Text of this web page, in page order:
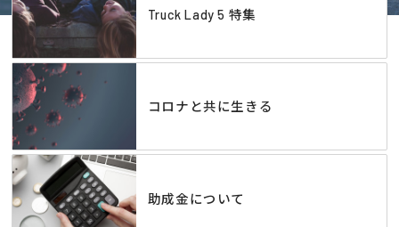
Truck Lady 5 特集
コロナと共に生きる
助成金について